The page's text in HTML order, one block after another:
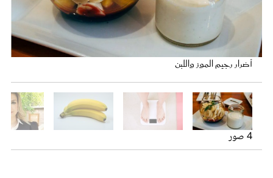
أضرار رجيم الموز واللبن
أسوأ انواع الحميات الغذائية
فوائد الموز
اختصاصية التغذية ميرنا الفتى
4 صور
عروس سيدتي